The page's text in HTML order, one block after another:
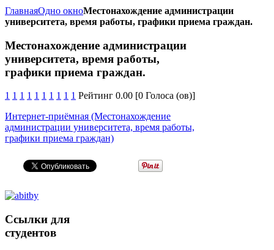
ГлавнаяОдно окноМестонахождение администрации
университета, время работы, графики приема граждан.
Местонахождение администрации
университета, время работы,
графики приема граждан.
1 1 1 1 1 1 1 1 1 1 Рейтинг 0.00 [0 Голоса (ов)]
Интернет-приёмная (Местонахождение
администрации университета, время работы,
графики приема граждан)
Ссылки для
студентов